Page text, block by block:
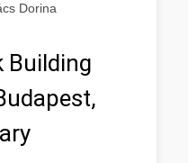
Dorina
Building